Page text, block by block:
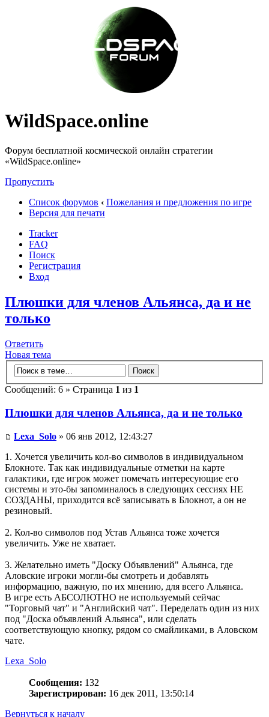
WildSpace.online
Форум бесплатной космической онлайн стратегии
«WildSpace.online»
Пропустить
Список форумов ‹ Пожелания и предложения по игре
Версия для печати
Tracker
FAQ
Поиск
Регистрация
Вход
Плюшки для членов Альянса, да и не
только
Ответить
Новая тема
Сообщений: 6 » Страница 1 из 1
Плюшки для членов Альянса, да и не только
Lexa_Solo » 06 янв 2012, 12:43:27
1. Хочется увеличить кол-во символов в индивидуальном
Блокноте. Так как индивидуальные отметки на карте
галактики, где игрок может помечать интересующие его
системы и это-бы запоминалось в следующих сессиях НЕ
СОЗДАНЫ, приходится всё записывать в Блокнот, а он не
резиновый.
2. Кол-во символов под Устав Альянса тоже хочется
увеличить. Уже не хватает.
3. Желательно иметь "Доску Объявлений" Альянса, где
Аловские игроки могли-бы смотреть и добавлять
информацию, важную, по их мнению, для всего Альянса.
В игре есть АБСОЛЮТНО не используемый сейчас
"Торговый чат" и "Английский чат". Переделать один из них
под "Доска объявлений Альянса", или сделать
соответствующую кнопку, рядом со смайликами, в Аловском
чате.
Lexa_Solo
Сообщения: 132
Зарегистрирован: 16 дек 2011, 13:50:14
Вернуться к началу